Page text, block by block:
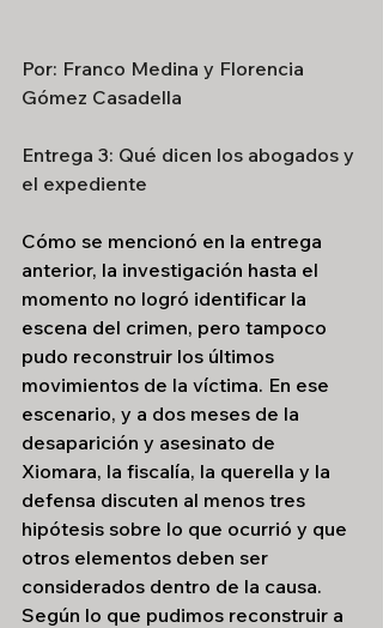
Por: Franco Medina y Florencia
Gómez Casadella
Entrega 3: Qué dicen los abogados y
el expediente
Cómo se mencionó en la entrega
anterior, la investigación hasta el
momento no logró identificar la
escena del crimen, pero tampoco
pudo reconstruir los últimos
movimientos de la víctima. En ese
escenario, y a dos meses de la
desaparición y asesinato de
Xiomara, la fiscalía, la querella y la
defensa discuten al menos tres
hipótesis sobre lo que ocurrió y que
otros elementos deben ser
considerados dentro de la causa.
Según lo que pudimos reconstruir a